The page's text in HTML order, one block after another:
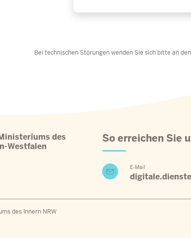
Bei technischen Störungen wenden Sie sich bitte an
des
Westfalen
So erreichen Sie
E-Mail
des Innern NRW